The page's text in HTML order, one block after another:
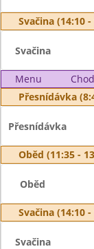
Svačina (14:10 -
Svačina
Menu Chod
Přesnídávka
Přesnídávka
Oběd (11:35 -
Oběd
Svačina (14:10 -
Svačina